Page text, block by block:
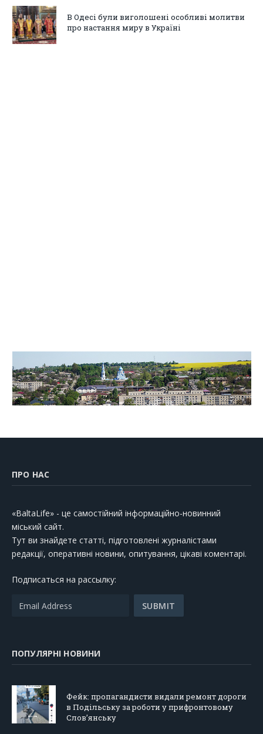
В Одесі були виголошені особливі молитви
про настання миру в Україні
ПРО НАС
«BaltaLife» - це самостійний інформаційно-новинний
міський сайт.
Тут ви знайдете статті, підготовлені журналістами
редакції, оперативні новини, опитування, цікаві коментарі.
Подписаться на рассылку:
ПОПУЛЯРНІ НОВИНИ
Фейк: пропагандисти видали ремонт дороги
в Подільську за роботи у прифронтовому
Слов’янську